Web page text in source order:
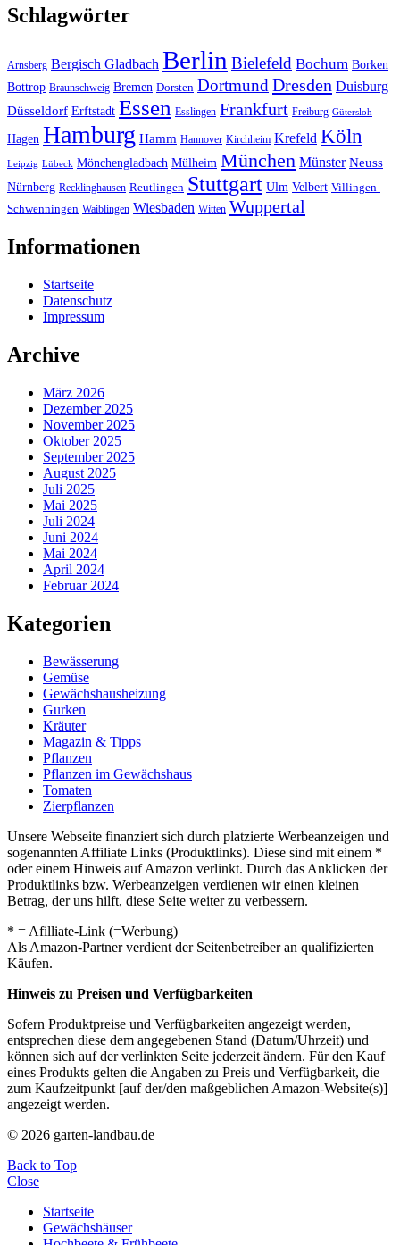
Schlagwörter
Arnsberg Bergisch Gladbach Berlin Bielefeld Bochum Borken
Bottrop Braunschweig Bremen Dorsten Dortmund Dresden Duisburg
Düsseldorf Erftstadt Essen Esslingen Frankfurt Freiburg Gütersloh
Hagen Hamburg Hamm Hannover Kirchheim Krefeld Köln
Leipzig Lübeck Mönchengladbach Mülheim München Münster Neuss
Nürnberg Recklinghausen Reutlingen Stuttgart Ulm Velbert Villingen-
Schwenningen Waiblingen Wiesbaden Witten Wuppertal
Informationen
Startseite
Datenschutz
Impressum
Archive
März 2026
Dezember 2025
November 2025
Oktober 2025
September 2025
August 2025
Juli 2025
Mai 2025
Juli 2024
Juni 2024
Mai 2024
April 2024
Februar 2024
Kategorien
Bewässerung
Gemüse
Gewächshausheizung
Gurken
Kräuter
Magazin & Tipps
Pflanzen
Pflanzen im Gewächshaus
Tomaten
Zierpflanzen
Unsere Webseite finanziert sich durch platzierte Werbeanzeigen und
sogenannten Affiliate Links (Produktlinks). Diese sind mit einem *
oder einem Hinweis auf Amazon verlinkt. Durch das Anklicken der
Produktlinks bzw. Werbeanzeigen verdienen wir einen kleinen
Betrag, der uns hilft, diese Seite weiter zu verbessern.
* = Afilliate-Link (=Werbung)
Als Amazon-Partner verdient der Seitenbetreiber an qualifizierten
Käufen.
Hinweis zu Preisen und Verfügbarkeiten
Sofern Produktpreise und Verfügbarkeiten angezeigt werden,
entsprechen diese dem angegebenen Stand (Datum/Uhrzeit) und
können sich auf der verlinkten Seite jederzeit ändern. Für den Kauf
eines Produkts gelten die Angaben zu Preis und Verfügbarkeit, die
zum Kaufzeitpunkt [auf der/den maßgeblichen Amazon-Website(s)]
angezeigt werden.
© 2026 garten-landbau.de
Back to Top
Close
Startseite
Gewächshäuser